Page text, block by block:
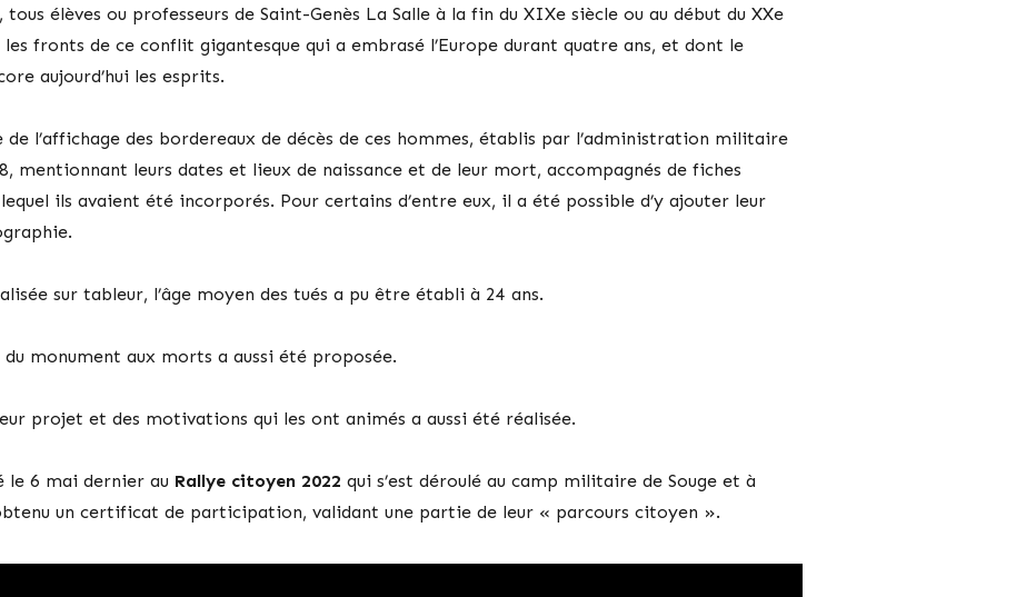
tous élèves ou professeurs de Saint-Genès La Salle à la fin du XIXe siècle ou au début du XXe
fronts de ce conflit gigantesque qui a embrasé l’Europe durant quatre ans, et dont le
aujourd’hui les esprits.
l’affichage des bordereaux de décès de ces hommes, établis par l’administration militaire
mentionnant leurs dates et lieux de naissance et de leur mort, accompagnés de fiches
ils avaient été incorporés. Pour certains d’entre eux, il a été possible d’y ajouter leur
sur tableur, l’âge moyen des tués a pu être établi à 24 ans.
du monument aux morts a aussi été proposée.
projet et des motivations qui les ont animés a aussi été réalisée.
le 6 mai dernier au Rallye citoyen 2022 qui s’est déroulé au camp militaire de Souge et à
obtenu un certificat de participation, validant une partie de leur « parcours citoyen ».